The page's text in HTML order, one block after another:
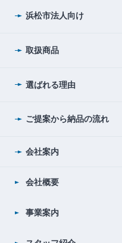
浜松市法人向け
取扱商品
選ばれる理由
ご提案から納品の流れ
会社案内
会社概要
事業案内